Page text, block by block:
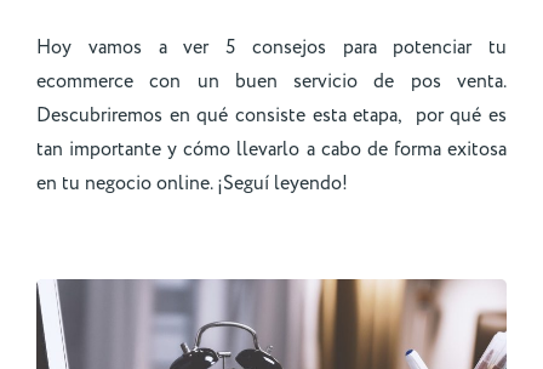
Hoy vamos a ver 5 consejos para potenciar tu
ecommerce con un buen servicio de pos venta.
Descubriremos en qué consiste esta etapa, por qué es
tan importante y cómo llevarlo a cabo de forma exitosa
en tu negocio online. ¡Seguí leyendo!